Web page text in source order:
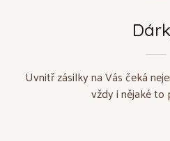
Uvnitř zásilky na Vás čeká
vždy i nějaké to